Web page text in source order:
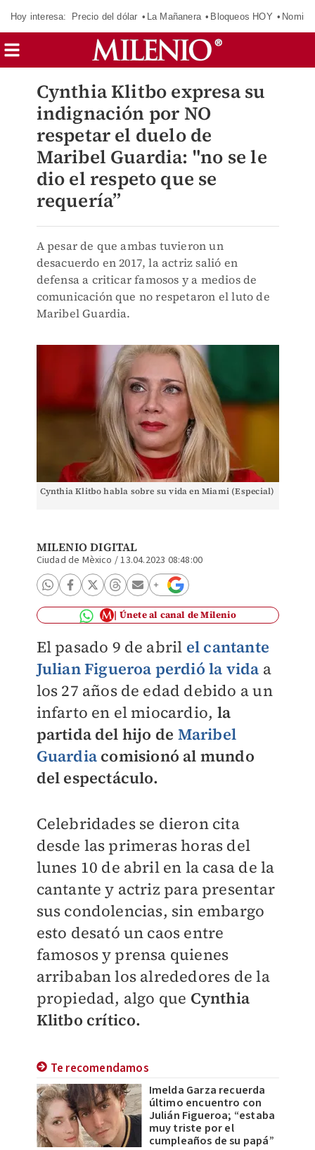
Hoy interesa: Precio del dólar La Mañanera Bloqueos HOY
Cynthia Klitbo expresa su
indignación por NO
respetar el duelo de
Maribel Guardia: "no se le
dio el respeto que se
requería”
A pesar de que ambas tuvieron un
desacuerdo en 2017, la actriz salió en
defensa a criticar famosos y a medios de
comunicación que no respetaron el luto de
Maribel Guardia.
Cynthia Klitbo habla sobre su vida en Miami (Especial)
MILENIO DIGITAL
Ciudad de Mèxico /13.04.2023 08:48:00
Únete al canal de Milenio
El pasado 9 de abril el cantante
Julian Figueroa perdió la vida a
los 27 años de edad debido a un
infarto en el miocardio, la
partida del hijo de Maribel
Guardiacomisionó al mundo
del espectáculo.
Celebridades se dieron cita
desde las primeras horas del
lunes 10 de abril en la casa de la
cantante y actriz para presentar
sus condolencias, sin embargo
esto desató un caos entre
famosos y prensa quienes
arribaban los alrededores de la
propiedad, algo que Cynthia
Klitbo crítico.
Te recomendamos
Imelda Garza recuerda
último encuentro con
Julián Figueroa; “estaba
muy triste por el
cumpleaños de su papá”